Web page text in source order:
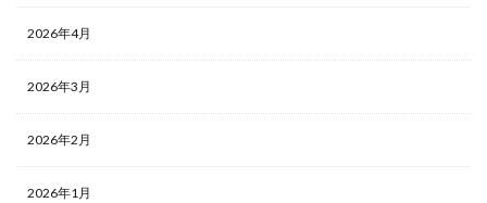
2026年4月
2026年3月
2026年2月
2026年1月